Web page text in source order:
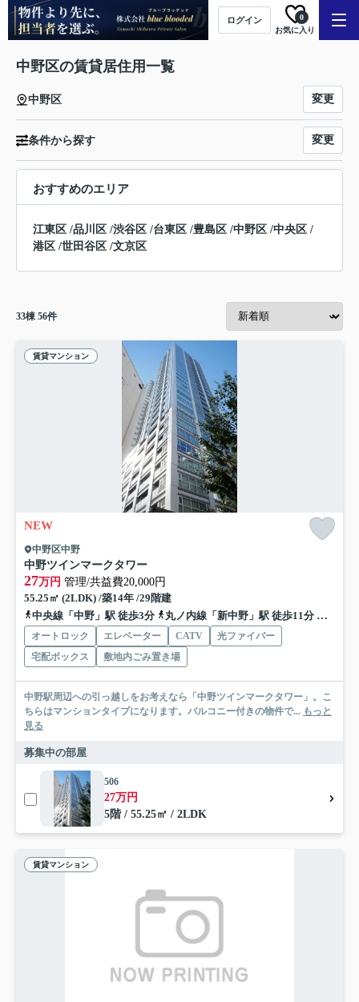
ログイン
お気に入り
0
中野区の賃貸居住用一覧
中野区 変更
条件から探す 変更
おすすめのエリア
江東区 /品川区 /渋谷区 /台東区 /豊島区 /中野区 /中央区 /
港区 /世田谷区 /文京区
33棟 56件
賃貸マンション
NEW
中野区中野
中野ツインマークタワー
27万円 管理/共益費20,000円
55.25㎡ (2LDK) /築14年 /29階建
中央線「中野」駅 徒歩3分
丸ノ内線「新中野」駅 徒歩11分 東西線
オートロック エレベーター CATV
光ファイバー
宅配ボックス
敷地内ごみ置き場
中野駅周辺への引っ越しをお考えなら「中野ツインマークタワー」。こ
ちらはマンションタイプになります。バルコニー付きの物件で... もっと
見る
募集中の部屋
506
27万円
5階 / 55.25㎡ / 2LDK
賃貸マンション